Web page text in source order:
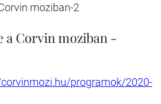
moziban-2
a Corvin moziban -
programok/2020-